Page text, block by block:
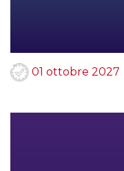
01 ottobre 2027